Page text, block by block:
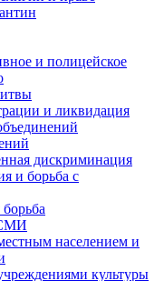
и полицейское
и ликвидация
дискриминация
и борьба с
населением и
культуры